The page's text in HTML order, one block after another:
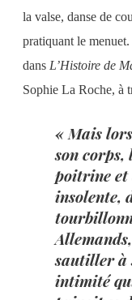
la valse, danse de
pratiquant le
dans L’Histoire de
Sophie La Roche, à
« Mais
son corps,
poitrine et
insolente,
sautiller à
intimité